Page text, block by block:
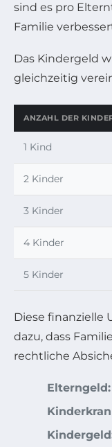
sind es pro
Familie
Das Kindergeld
gleichzeitig
ANZAHL DER
1 Kind
2 Kinder
3 Kinder
4 Kinder
5 Kinder
Diese finanzielle
dazu, dass
rechtliche